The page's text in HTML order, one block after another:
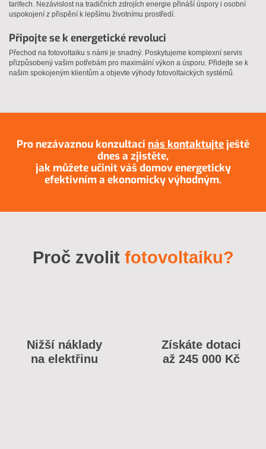
tarifech. Nezávislost na tradičních zdrojích energie přináší úspory i osobní
uspokojení z přispění k lepšímu životnímu prostředí.
Připojte se k energetické revoluci
Přechod na fotovoltaiku s námi je snadný. Poskytujeme komplexní servis
přizpůsobený vašim potřebám pro maximální výkon a úsporu. Přidejte se k
našim spokojeným klientům a objevte výhody fotovoltaických systémů.
Pro nezávaznou konzultaci nás kontaktujte ještě
dnes a zjistěte,
jak můžete učinit váš domov energeticky
efektivním a ekonomicky výhodným.
Proč zvolit fotovoltaiku?
Nižší náklady
na elektřinu
Získáte dotaci
až 245 000 Kč